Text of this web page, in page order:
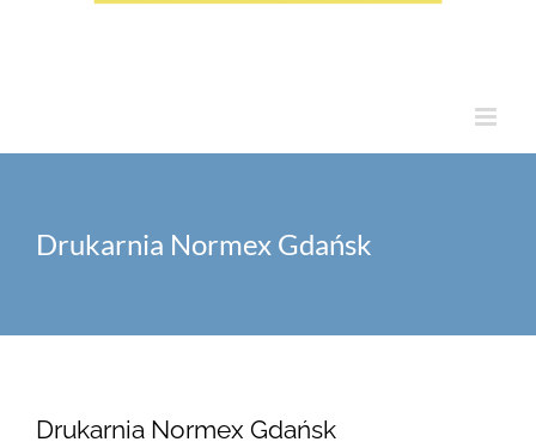
Drukarnia Normex Gdańsk
Drukarnia Normex Gdańsk